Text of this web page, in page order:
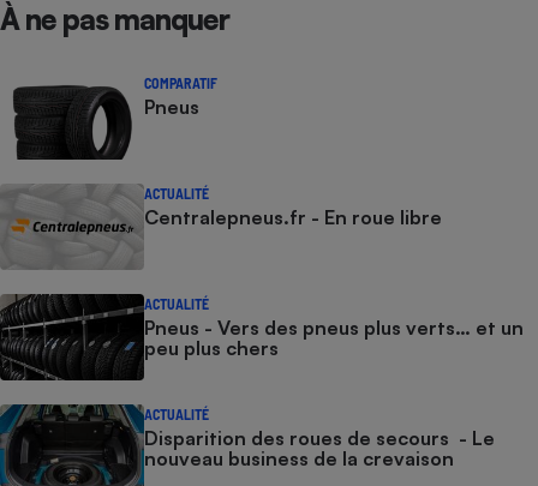
À ne pas manquer
COMPARATIF
Pneus
ACTUALITÉ
Centralepneus.fr - En roue libre
ACTUALITÉ
Pneus - Vers des pneus plus verts… et un
peu plus chers
ACTUALITÉ
Disparition des roues de secours - Le
nouveau business de la crevaison